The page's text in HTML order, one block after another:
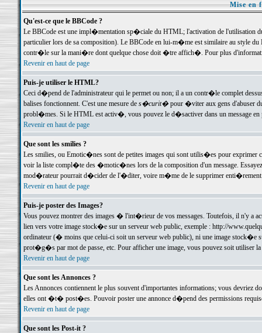
Mise en
Qu'est-ce que le BBCode ?
Le BBCode est une impl�mentation sp�ciale du HTML; l'activation de l'utilisation
particulier lors de sa composition). Le BBCode en lui-m�me est similaire au style
contr�le sur la mani�re dont quelque chose doit �tre affich�. Pour plus
Revenir en haut de page
Puis-je utiliser le HTML?
Ceci d�pend de l'administrateur qui le permet ou non; il a un contr�le complet
balises fonctionnent. C'est une mesure de s�curit�pour �viter aux gens d'abuser
probl�mes. Si le HTML est activ�, vous pouvez le d�sactiver dans un message en
Revenir en haut de page
Que sont les smilies ?
Les smilies, ou Emotic�nes sont de petites images qui sont utilis�es pour exprimer
voir la liste compl�te des �motic�nes lors de la composition d'un message.
mod�rateur pourrait d�cider de l'�diter, voire m�me de le supprimer
Revenir en haut de page
Puis-je poster des Images?
Vous pouvez montrer des images � l'int�rieur de vos messages. Toutefois, il n'y a
lien vers votre image stock�e sur un serveur web public, exemple : http://
ordinateur (� moins que celui-ci soit un serveur web public), ni une image stock�e
prot�g�s par mot de passe, etc. Pour afficher une image, vous pouvez soit
Revenir en haut de page
Que sont les Annonces ?
Les Annonces contiennent le plus souvent d'importantes informations; vous devriez
elles ont �t� post�es. Pouvoir poster une annonce d�pend des permissions
Revenir en haut de page
Que sont les Post-it ?